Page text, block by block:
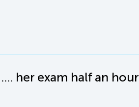
her exam half an hour